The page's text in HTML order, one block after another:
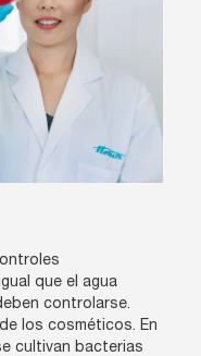
que el agua
controlarse.
los cosméticos. En
cultivan bacterias